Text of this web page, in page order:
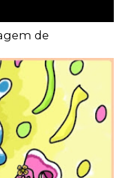
de